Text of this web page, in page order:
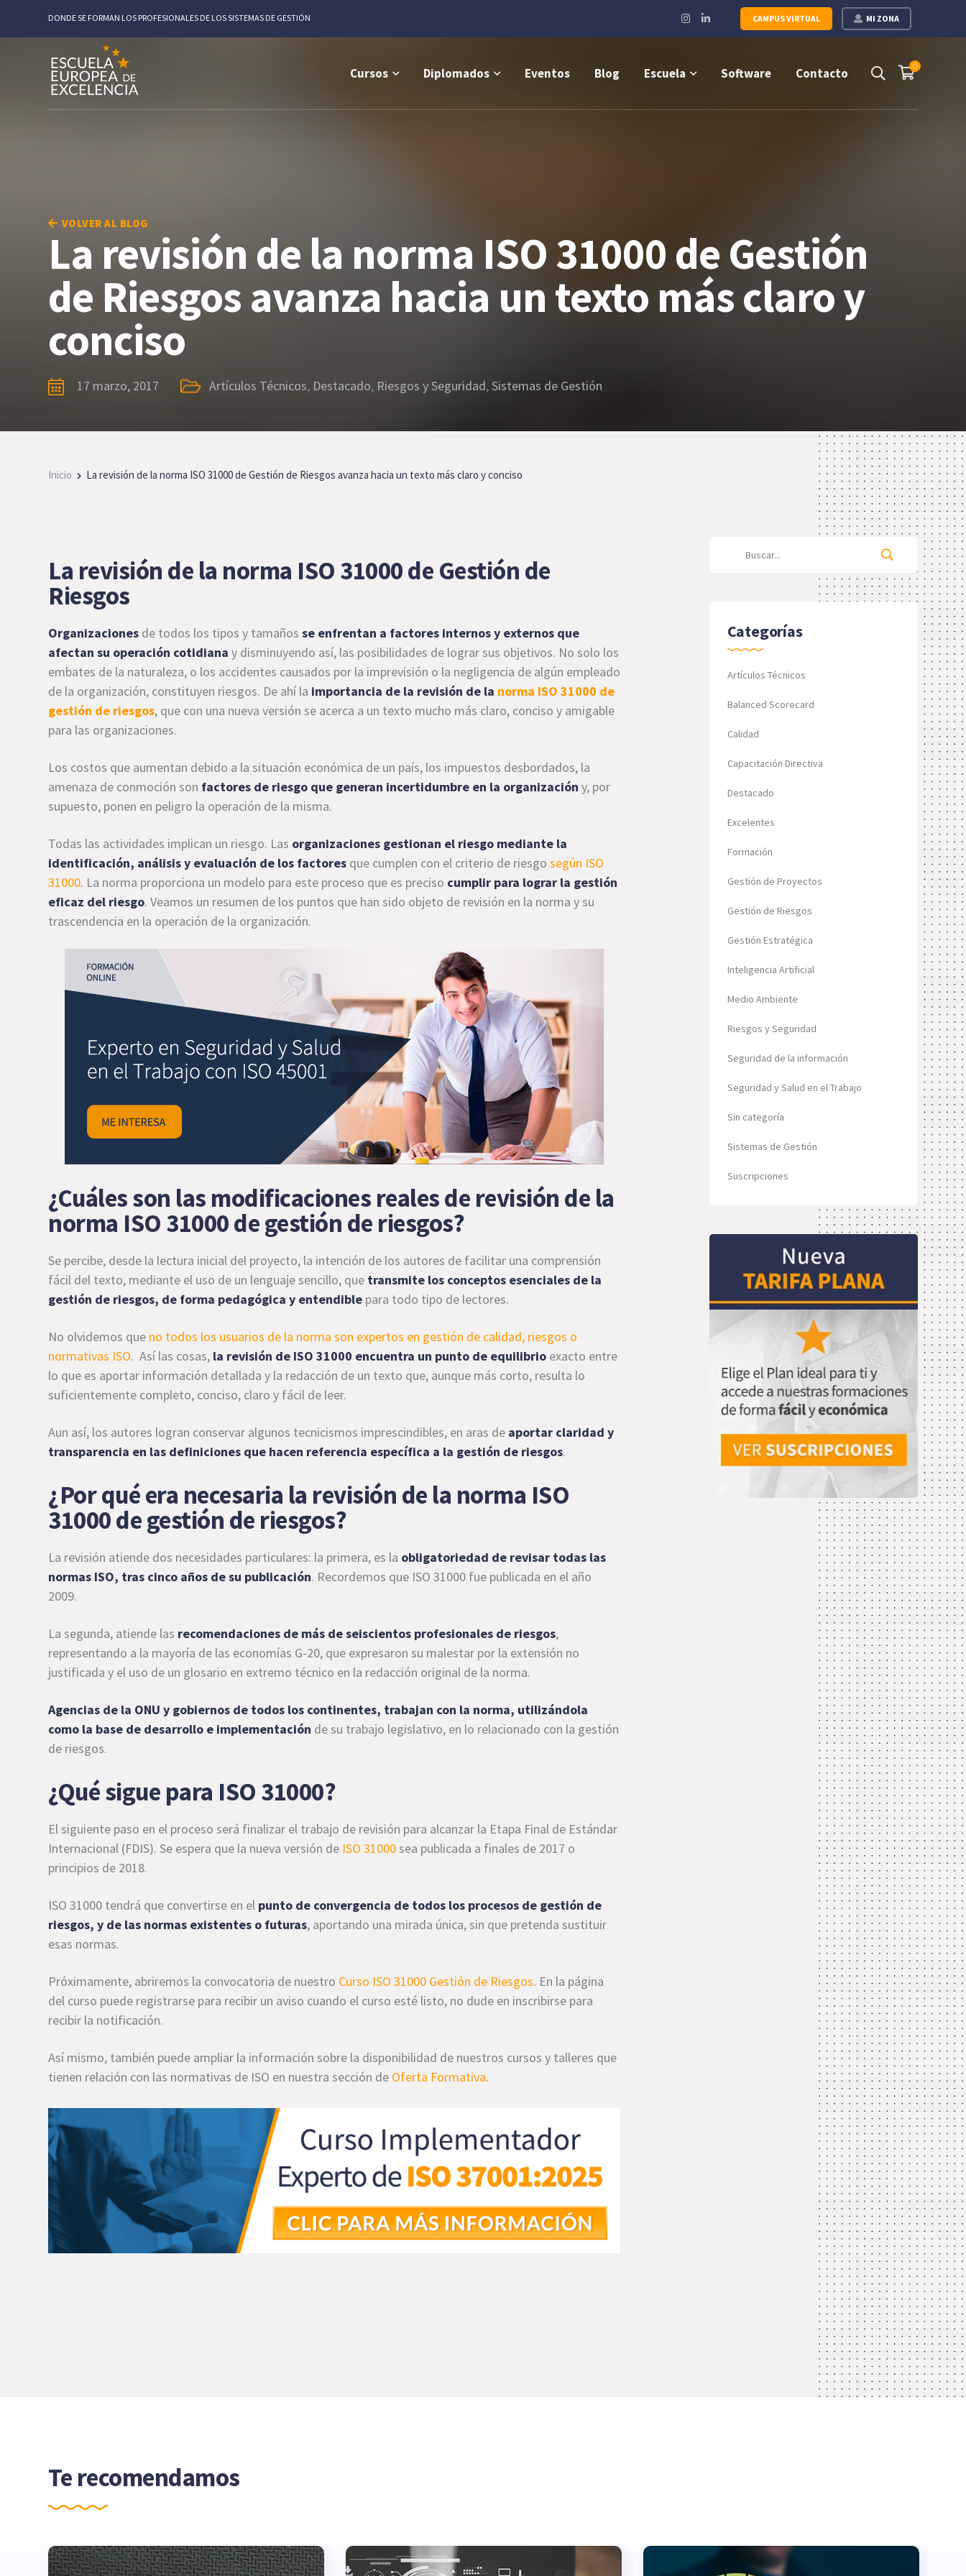
MI ZONA
CAMPUS VIRTUAL
DONDE SE FORMAN LOS PROFESIONALES DE LOS SISTEMAS DE GESTIÓN
Instagram
Profile
LinkedIn
Profile
0
Cursos Diplomados Eventos Blog Escuela Software Contacto
VOLVER AL BLOG
La revisión de la norma ISO 31000 de Gestión
de Riesgos avanza hacia un texto más claro y
conciso
17 marzo, 2017 Artículos Técnicos, Destacado, Riesgos y Seguridad,Sistemas de Gestión
Inicio La revisión de la norma ISO 31000 de Gestión de Riesgos avanza hacia un texto más claro y conciso
La revisión de la norma ISO 31000 de Gestión de
Riesgos
Organizaciones de todos los tipos y tamañosse enfrentan a factores internos y externos que
afectan su operación cotidiana y disminuyendo así, las posibilidades de lograr sus objetivos. No solo los
embates de la naturaleza, o los accidentes causados por la imprevisión o la negligencia de algún empleado
de la organización, constituyen riesgos. De ahí la importancia de la revisión de la norma ISO 31000 de
gestión de riesgos, que con una nueva versión se acerca a un texto mucho más claro, conciso y amigable
para las organizaciones.
Los costos que aumentan debido a la situación económica de un país, los impuestos desbordados, la
amenaza de conmoción son factores de riesgo que generan incertidumbre en la organización y, por
supuesto, ponen en peligro la operación de la misma.
Todas las actividades implican un riesgo. Las organizaciones gestionan el riesgo mediante la
identificación, análisis y evaluación de los factores que cumplen con el criterio de riesgosegún ISO
31000. La norma proporciona un modelo para este proceso que es preciso cumplir para lograr la gestión
eficaz del riesgo. Veamos un resumen de los puntos que han sido objeto de revisión en la norma y su
trascendencia en la operación de la organización.
¿Cuáles son las modificaciones reales de revisión de la
norma ISO 31000 de gestión de riesgos?
Se percibe, desde la lectura inicial del proyecto, la intención de los autores de facilitar una comprensión
fácil del texto, mediante el uso de un lenguaje sencillo, que transmite los conceptos esenciales de la
gestión de riesgos, de forma pedagógica y entendible para todo tipo de lectores.
No olvidemos que no todos los usuarios de la norma son expertos en gestión de calidad, riesgos o
normativas ISO. Así las cosas, la revisión de ISO 31000 encuentra un punto de equilibrio exacto entre
lo que es aportar información detallada y la redacción de un texto que, aunque más corto, resulta lo
suficientemente completo, conciso, claro y fácil de leer.
Aun así, los autores logran conservar algunos tecnicismos imprescindibles, en aras de aportar claridad y
transparencia en las definiciones que hacen referencia específica a la gestión de riesgos.
¿Por qué era necesaria la revisión de la norma ISO
31000 de gestión de riesgos?
La revisión atiende dos necesidades particulares: la primera, es la obligatoriedad de revisar todas las
normas ISO, tras cinco años de su publicación. Recordemos que ISO 31000 fue publicada en el año
2009.
La segunda, atiende las recomendaciones de más de seiscientos profesionales de riesgos,
representando a la mayoría de las economías G-20, que expresaron su malestar por la extensión no
justificada y el uso de un glosario en extremo técnico en la redacción original de la norma.
Agencias de la ONU y gobiernos de todos los continentes, trabajan con la norma, utilizándola
como la base de desarrollo e implementación de su trabajo legislativo, en lo relacionado con la gestión
de riesgos.
¿Qué sigue para ISO 31000?
El siguiente paso en el proceso será finalizar el trabajo de revisión para alcanzar la Etapa Final de Estándar
Internacional (FDIS). Se espera que la nueva versión de ISO 31000sea publicada a finales de 2017 o
principios de 2018.
ISO 31000 tendrá que convertirse en el punto de convergencia de todos los procesos de gestión de
riesgos, y de las normas existentes o futuras, aportando una mirada única, sin que pretenda sustituir
esas normas.
Próximamente, abriremos la convocatoria de nuestro Curso ISO 31000 Gestión de Riesgos. En la página
del curso puede registrarse para recibir un aviso cuando el curso esté listo, no dude en inscribirse para
recibir la notificación.
Así mismo, también puede ampliar la información sobre la disponibilidad de nuestros cursos y talleres que
tienen relación con las normativas de ISO en nuestra sección de Oferta Formativa.
Categorías
Artículos Técnicos
Balanced Scorecard
Calidad
Capacitación Directiva
Destacado
Excelentes
Formación
Gestión de Proyectos
Gestión de Riesgos
Gestión Estratégica
Inteligencia Artificial
Medio Ambiente
Riesgos y Seguridad
Seguridad de la información
Seguridad y Salud en el Trabajo
Sin categoría
Sistemas de Gestión
Suscripciones
Te recomendamos